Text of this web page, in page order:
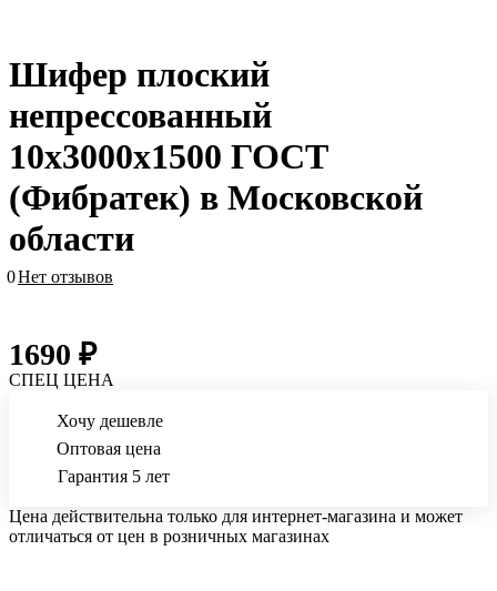
Шифер плоский
непрессованный
10х3000х1500 ГОСТ
(Фибратек) в Московской
области
0Нет отзывов
1690 ₽
СПЕЦ ЦЕНА
Хочу дешевле
Оптовая цена
Гарантия 5 лет
Цена действительна только для интернет-магазина и может
отличаться от цен в розничных магазинах